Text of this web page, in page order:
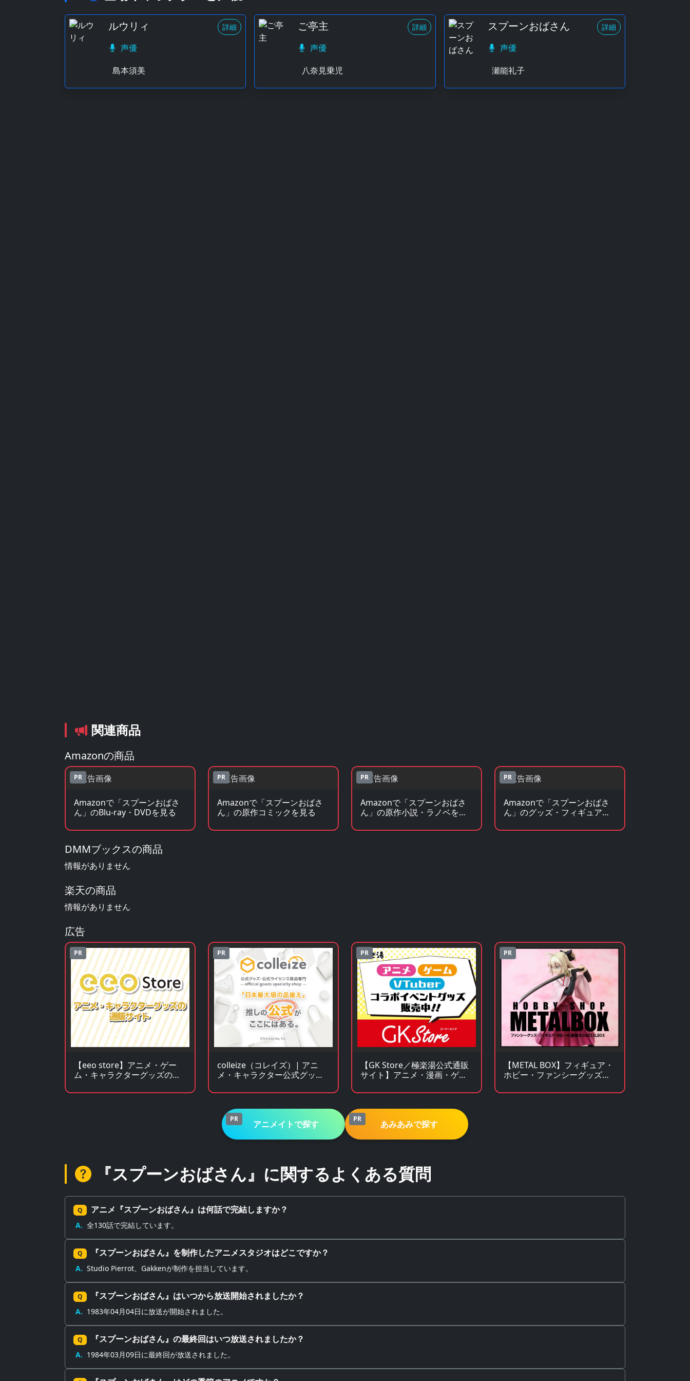
ルウリィ 詳細
声優
島本須美
ご亭主 詳細
声優
八奈見乗児
スプーンおばさん 詳細
声優
瀬能礼子
関連商品
Amazonの商品
PR
Amazonで「スプーンおばさ
ん」のBlu-ray・DVDを見る
PR
Amazonで「スプーンおばさ
ん」の原作コミックを見る
PR
Amazonで「スプーンおばさ
ん」の原作小説・ラノベを見
PR
Amazonで「スプーンおばさ
ん」のグッズ・フィギュアを
DMMブックスの商品
情報がありません
楽天の商品
情報がありません
広告
PR
【eeo store】アニメ・ゲー
ム・キャラクターグッズの通
PR
colleize（コレイズ）| アニ
メ・キャラクター公式グッ
サイト
PR
【GK Store／極楽湯公式通販
サイト】アニメ・漫画・ゲー
PR
【METAL BOX】フィギュア・
ホビー・ファンシーグッズの
PR アニメイトで探す PR あみあみで探す
『スプーンおばさん』に関するよくある質問
Q アニメ『スプーンおばさん』は何話で完結しますか？
A. 全130話で完結しています。
Q 『スプーンおばさん』を制作したアニメスタジオはどこですか？
A. Studio Pierrot、Gakkenが制作を担当しています。
Q 『スプーンおばさん』はいつから放送開始されましたか？
A. 1983年04月04日に放送が開始されました。
Q 『スプーンおばさん』の最終回はいつ放送されましたか？
A. 1984年03月09日に最終回が放送されました。